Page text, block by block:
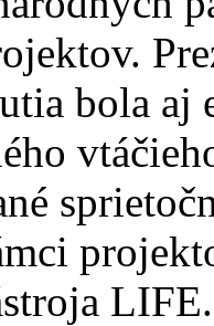
bola
LIFE.